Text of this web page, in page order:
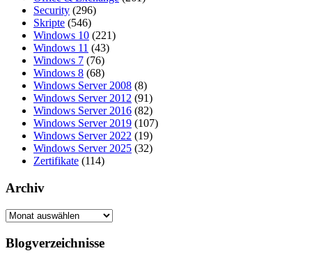
Security (296)
Skripte (546)
Windows 10 (221)
Windows 11 (43)
Windows 7 (76)
Windows 8 (68)
Windows Server 2008 (8)
Windows Server 2012 (91)
Windows Server 2016 (82)
Windows Server 2019 (107)
Windows Server 2022 (19)
Windows Server 2025 (32)
Zertifikate (114)
Archiv
Archiv
Blogverzeichnisse